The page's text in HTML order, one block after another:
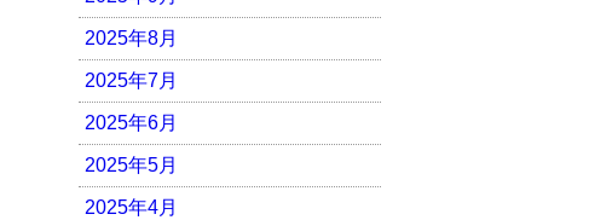
2025年8月
2025年7月
2025年6月
2025年5月
2025年4月